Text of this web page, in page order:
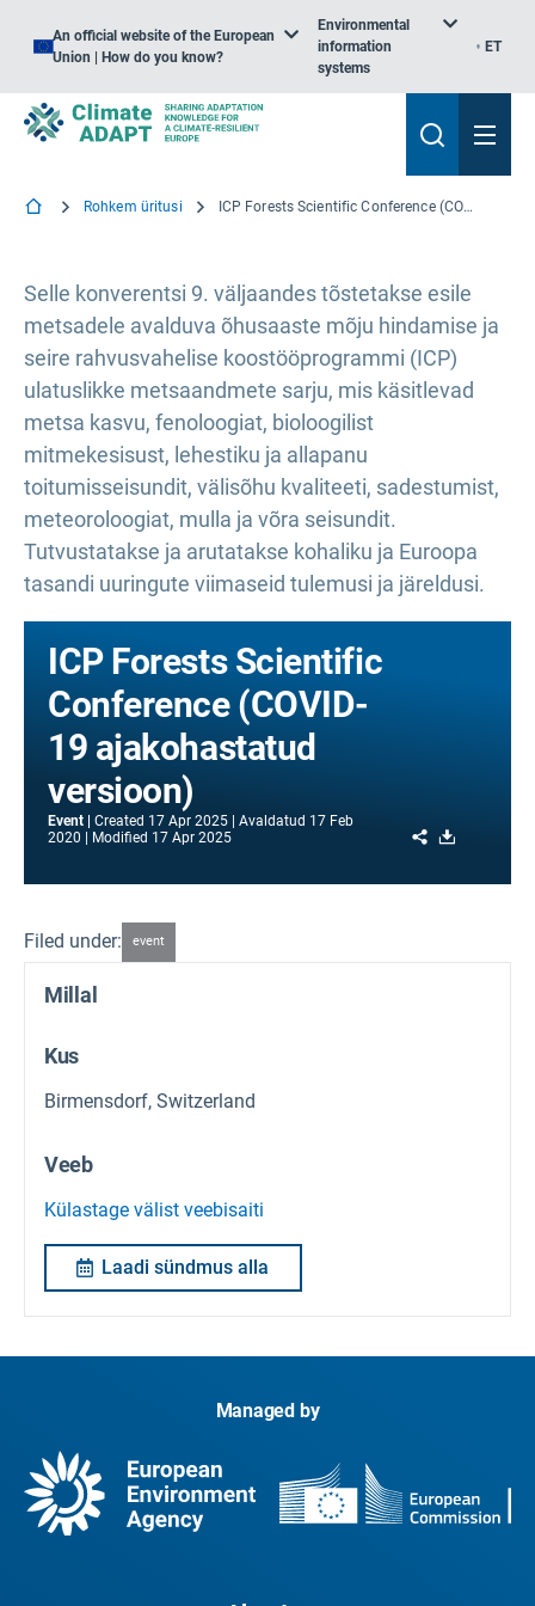
An official website of the European
Union | How do you know?
Environmental
information
systems
ET
Rohkem üritusi ICP Forests Scientific Conference (COVID-19 ajakohastatud versioon)
Selle konverentsi 9. väljaandes tõstetakse esile
metsadele avalduva õhusaaste mõju hindamise ja
seire rahvusvahelise koostööprogrammi (ICP)
ulatuslikke metsaandmete sarju, mis käsitlevad
metsa kasvu, fenoloogiat, bioloogilist
mitmekesisust, lehestiku ja allapanu
toitumisseisundit, välisõhu kvaliteeti, sadestumist,
meteoroloogiat, mulla ja võra seisundit.
Tutvustatakse ja arutatakse kohaliku ja Euroopa
tasandi uuringute viimaseid tulemusi ja järeldusi.
ICP Forests Scientific
Conference (COVID-
19 ajakohastatud
versioon)
Event Created 17 Apr 2025 Avaldatud 17 Feb
2020
Modified 17 Apr 2025 Share
Filed under: event
Millal
Kus
Birmensdorf, Switzerland
Veeb
Külastage välist veebisaiti
Laadi sündmus alla
Managed by